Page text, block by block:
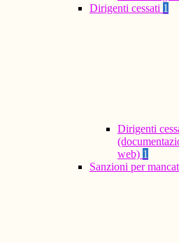
Dirigenti cessati 1
Dirigenti
web) 1
Sanzioni per